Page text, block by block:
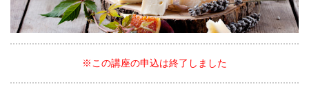
※この講座の申込は終了しました